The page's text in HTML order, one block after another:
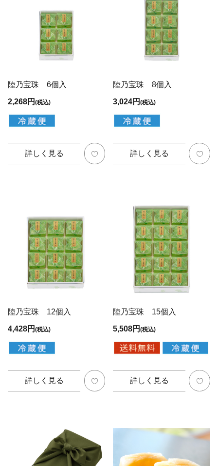
陸乃宝珠 6個入
2,268円(税込)
詳しく見る
陸乃宝珠 8個入
3,024円(税込)
詳しく見る
陸乃宝珠 12個入
4,428円(税込)
詳しく見る
陸乃宝珠 15個入
5,508円(税込)
詳しく見る